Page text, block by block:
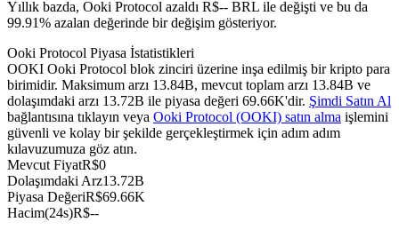
USDC Vadeli İşlemleri
USDC'yi teminat olarak kullanan vadeli işlemler
Yıllık bazda, Ooki Protocol azaldı R$-- BRL ile değişti ve bu da
99.91% azalan değerinde bir değişim gösteriyor.
Ooki Protocol Piyasa İstatistikleri
OOKI Ooki Protocol blok zinciri üzerine inşa edilmiş bir kripto para
birimidir. Maksimum arzı 13.84B, mevcut toplam arzı 13.84B ve
dolaşımdaki arzı 13.72B ile piyasa değeri 69.66K'dir. Şimdi Satın Al
bağlantısına tıklayın veya Ooki Protocol (OOKI) satın alma işlemini
güvenli ve kolay bir şekilde gerçekleştirmek için adım adım
kılavuzumuza göz atın.
Mevcut FiyatR$0
Dolaşımdaki Arz13.72B
Piyasa DeğeriR$69.66K
Hacim(24s)R$--